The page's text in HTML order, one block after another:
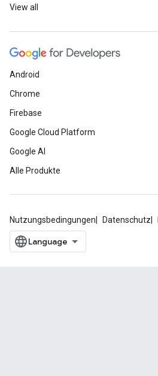
View all
Android
Chrome
Firebase
Google Cloud Platform
Google AI
Alle Produkte
Nutzungsbedingungen Datenschutz